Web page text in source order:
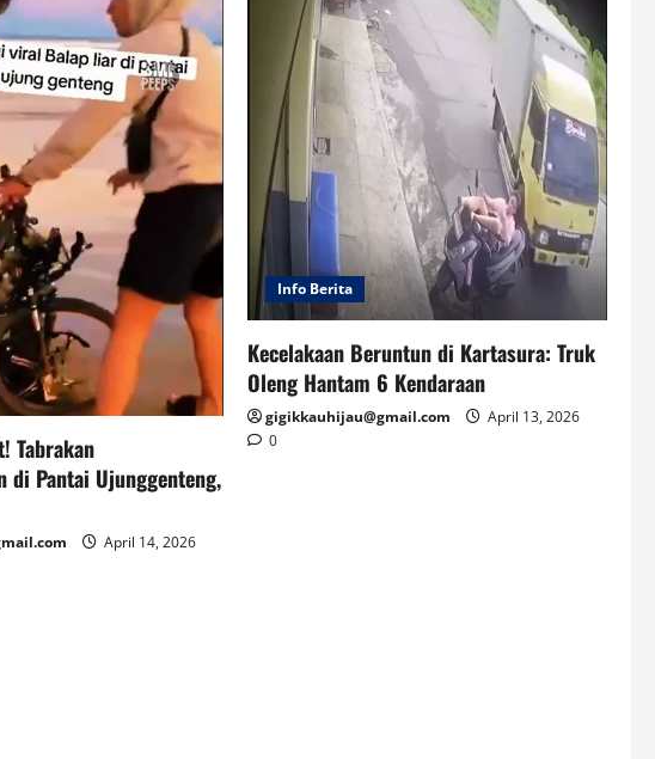
Tabrakan
di Pantai Ujunggenteng,
April 14, 2026
Info Berita
Kecelakaan Beruntun di Kartasura: Truk
Oleng Hantam 6 Kendaraan
gigikkauhijau@gmail.com
April 13, 2026
0